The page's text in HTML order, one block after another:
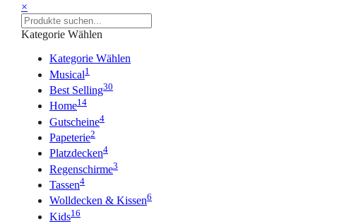
×
Kategorie Wählen
Kategorie Wählen
Musical1
Best Selling30
Home14
Gutscheine4
Papeterie2
Platzdecken4
Regenschirme3
Tassen4
Wolldecken & Kissen6
Kids16